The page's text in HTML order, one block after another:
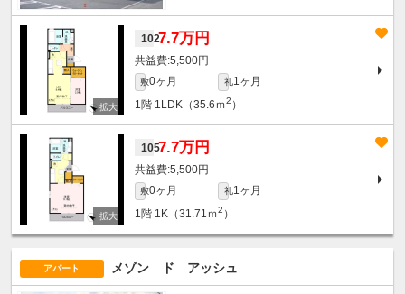
1027.7万円
5,500円
敷0ヶ月 礼1ヶ月
1階 1LDK（35.6ｍ2 ）
1057.7万円
5,500円
敷0ヶ月 礼1ヶ月
1階 1K（31.71ｍ2 ）
アパート メゾン ド アッシュ